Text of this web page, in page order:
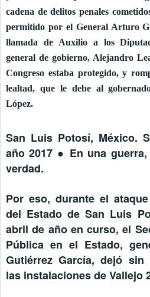
cadena de delitos penales
permitido por el General Arturo
llamada de Auxilio a los
general de gobierno, Alejandro
Congreso estaba protegido, y
lealtad, que le debe al
López.
San Luis Potosí, México.
año 2017 ● En una
verdad.
Por eso, durante el
del Estado de San Luis
abril de año en curso, el
Pública en el Estado,
Gutiérrez García, dejó sin
las instalaciones de Vallejo